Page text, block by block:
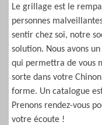
Le grillage est le
personnes
sentir chez soi, notre
solution. Nous avons
qui permettra de vous
sorte dans votre
forme. Un catalogue
Prenons rendez-vous
votre écoute !